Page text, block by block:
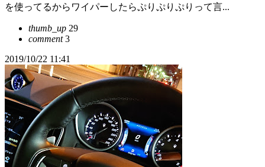
を使ってるからワイパーしたらぷりぷりぷりって言...
thumb_up 29
comment3
2019/10/22 11:41